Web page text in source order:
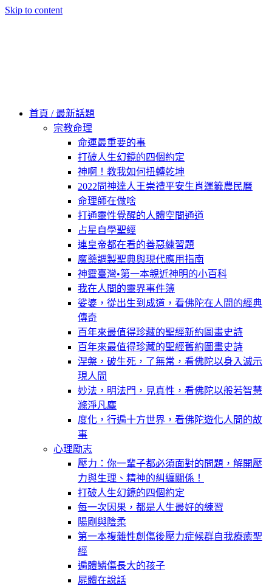
Skip to content
首頁 / 最新話題
宗教命理
命運最重要的事
打破人生幻鏡的四個約定
神啊！教我如何扭轉乾坤
2022問神達人王崇禮平安生肖運籤農民曆
命理師在做啥
打通靈性覺醒的人體空間通道
占星自學聖經
連皇帝都在看的善惡練習題
魔藥調製聖典與現代應用指南
神靈臺灣•第一本親近神明的小百科
我在人間的靈界事件簿
娑婆，從出生到成道，看佛陀在人間的經典
傳奇
百年來最值得珍藏的聖經新約圖畫史詩
百年來最值得珍藏的聖經舊約圖畫史詩
涅槃，破生死，了無常，看佛陀以身入滅示
現人間
妙法，明法門，見真性，看佛陀以般若智慧
滌淨凡塵
度化，行遍十方世界，看佛陀遊化人間的故
事
心理勵志
壓力：你一輩子都必須面對的問題，解開壓
力與生理、精神的糾纏關係！
打破人生幻鏡的四個約定
每一次因果，都是人生最好的練習
陽剛與陰柔
第一本複雜性創傷後壓力症候群自我療癒聖
經
遍體鱗傷長大的孩子
屍體在說話